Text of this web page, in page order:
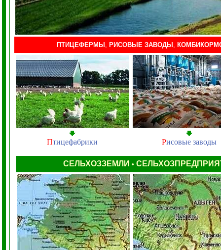
ПТИЦЕФЕРМЫ , РИСОВЫЕ ЗАВОДЫ ,
Птицефабрики Рисовые заводы
СЕЛЬХОЗЗЕМЛИ •